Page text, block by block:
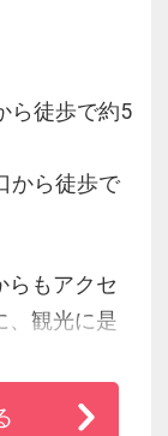
ら徒歩で約5
から徒歩で
らもアクセ
、観光に是
室はヴィ
イルをコン
ムが３点